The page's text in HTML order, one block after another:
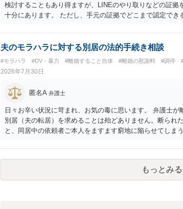
検討することもあり得ますが、LINEのやり取りなどの証
十分にあります。 ただし、手元の証拠でどこまで認定で
夫のモラハラに対する別居の法的手続き相談
#モラハラ #DV・暴力 #離婚すること自体 #離婚の慰謝料 #調停
2026年7月30日
匿名A 弁護士
日々お辛い状況に苛まれ、お気の毒に思います。 弁護士
別居（夫の転居）を求めることは殆どありません。断られ
と、同居中の依頼者ご本人をますます窮地に陥らせてしま
もっとみる